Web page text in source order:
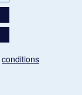
conditions